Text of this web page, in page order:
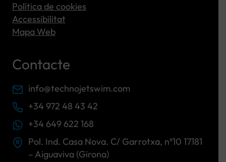
Política de cookies
Accessibilitat
Mapa Web
Contacte
info@technojetswim.com
+34 972 48 43 42
+34 649 622 168
Pol. Ind. Casa Nova. C/ Garrotxa, nº10 17181
– Aiguaviva (Girona)